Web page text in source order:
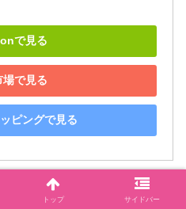
で見る
場で見る
ピングで見る
トップ サイドバー